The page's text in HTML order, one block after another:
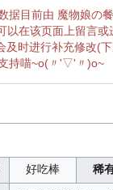
据目前由 魔物娘の
以在该页面上留言或
及时进行补充修改(
持喵~o(〃'▽'〃)o~
好吃棒 稀